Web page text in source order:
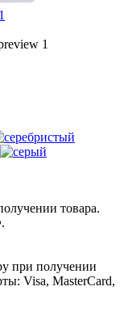
товара.
при получении
Visa, MasterCard,